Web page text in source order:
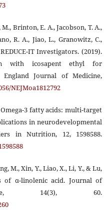
Brinton, E. A., Jacobson, T. A.,
R. A., Jiao, L., Granowitz, C.,
IT Investigators. (2019).
with icosapent ethyl for
Journal of Medicine,
NEJMoa1812792
Omega-3 fatty acids: multi-target
in neurodevelopmental
in Nutrition, 12, 1598588.
M., Xin, Y., Liao, X., Li, Y., & Lu,
of α-linolenic acid. Journal of
14(3), 60.